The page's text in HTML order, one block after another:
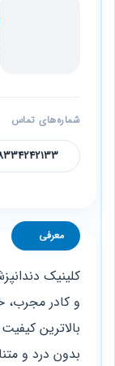
شماره‌های تماس
معرفی
کلینیک
و کادر
بالاترین
بدون درد و